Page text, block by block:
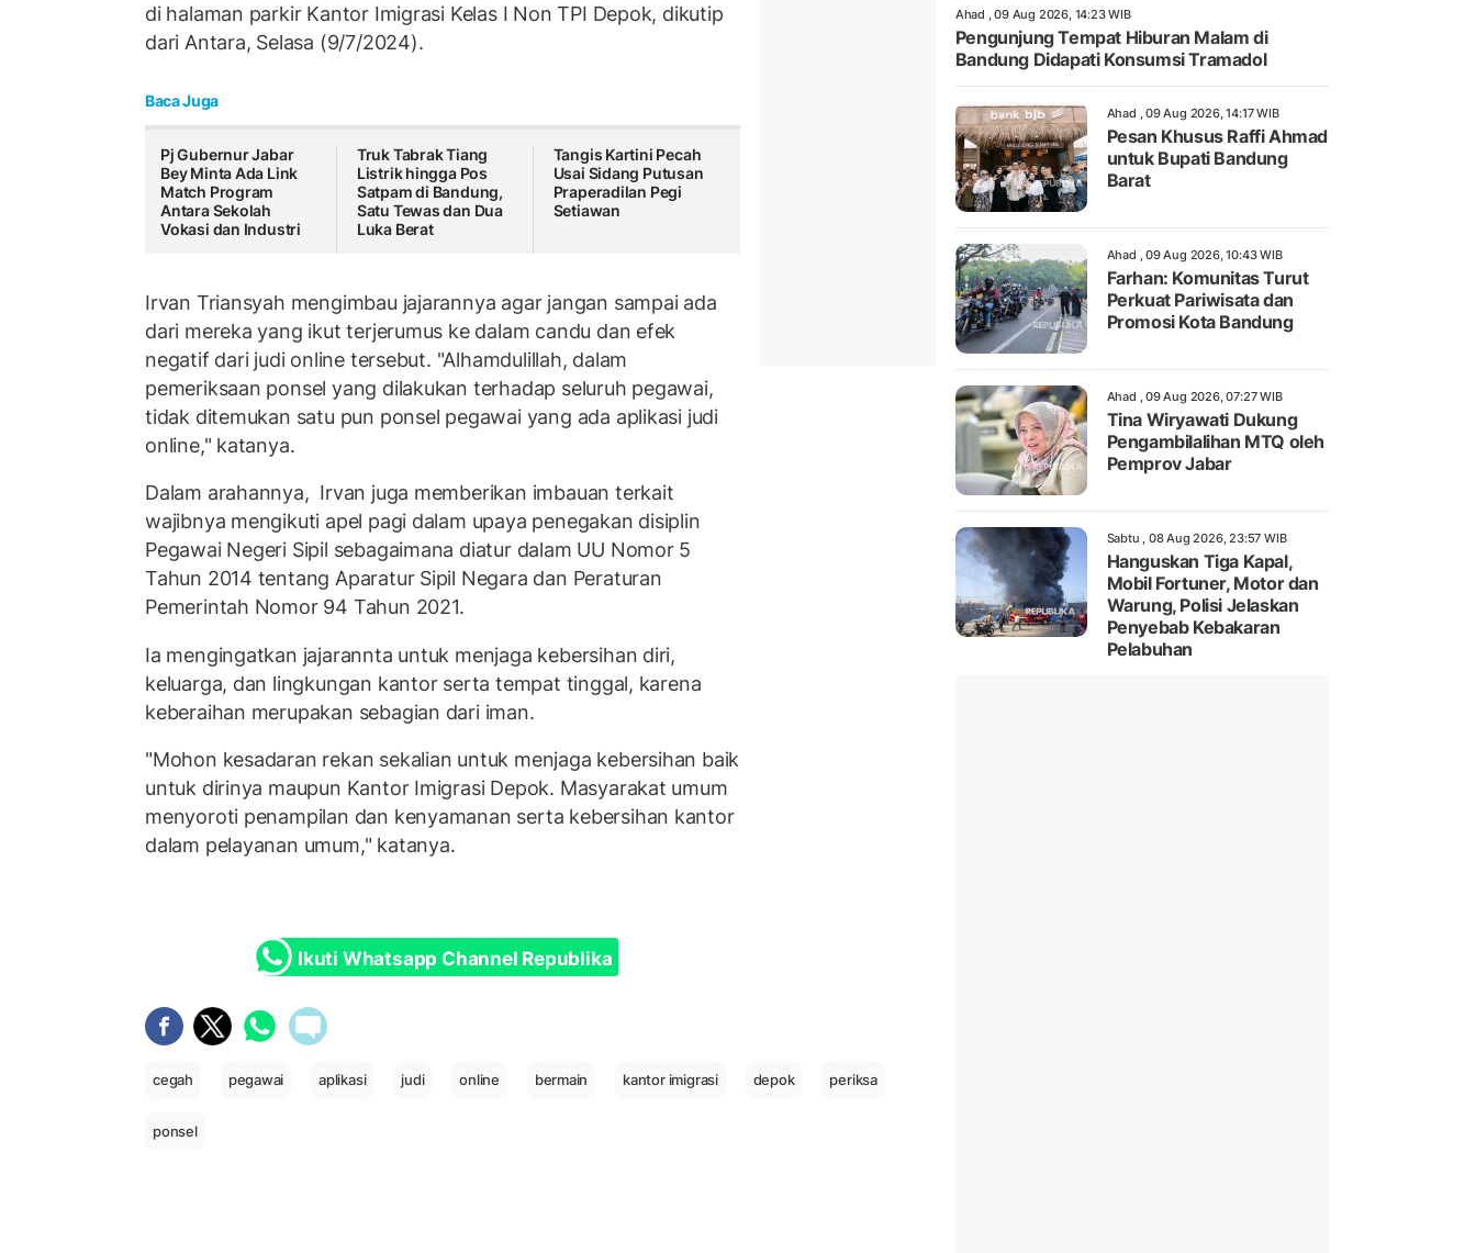
di halaman parkir Kantor Imigrasi Kelas I Non TPI Depok, dikutip
dari Antara, Selasa (9/7/2024).
Baca Juga
Pj Gubernur Jabar
Bey Minta Ada Link
Match Program
Antara Sekolah
Vokasi dan Industri
Truk Tabrak Tiang
Listrik hingga Pos
Satpam di Bandung,
Satu Tewas dan Dua
Luka Berat
Tangis Kartini Pecah
Usai Sidang Putusan
Praperadilan Pegi
Setiawan
Irvan Triansyah mengimbau jajarannya agar jangan sampai ada
dari mereka yang ikut terjerumus ke dalam candu dan efek
negatif dari judi online tersebut. "Alhamdulillah, dalam
pemeriksaan ponsel yang dilakukan terhadap seluruh pegawai,
tidak ditemukan satu pun ponsel pegawai yang ada aplikasi judi
online," katanya.
Dalam arahannya, Irvan juga memberikan imbauan terkait
wajibnya mengikuti apel pagi dalam upaya penegakan disiplin
Pegawai Negeri Sipil sebagaimana diatur dalam UU Nomor 5
Tahun 2014 tentang Aparatur Sipil Negara dan Peraturan
Pemerintah Nomor 94 Tahun 2021.
Ia mengingatkan jajarannta untuk menjaga kebersihan diri,
keluarga, dan lingkungan kantor serta tempat tinggal, karena
keberaihan merupakan sebagian dari iman.
"Mohon kesadaran rekan sekalian untuk menjaga kebersihan baik
untuk dirinya maupun Kantor Imigrasi Depok. Masyarakat umum
menyoroti penampilan dan kenyamanan serta kebersihan kantor
dalam pelayanan umum," katanya.
Ikuti Whatsapp Channel Republika
cegah pegawai aplikasi judi online bermain kantor imigrasi depok periksa
ponsel
Ahad , 09 Aug 2026, 14:23 WIB
Pengunjung Tempat Hiburan Malam di
Bandung Didapati Konsumsi Tramadol
Ahad , 09 Aug 2026, 14:17 WIB
Pesan Khusus Raffi Ahmad
untuk Bupati Bandung
Barat
Ahad , 09 Aug 2026, 10:43 WIB
Farhan: Komunitas Turut
Perkuat Pariwisata dan
Promosi Kota Bandung
Ahad , 09 Aug 2026, 07:27 WIB
Tina Wiryawati Dukung
Pengambilalihan MTQ oleh
Pemprov Jabar
Sabtu , 08 Aug 2026, 23:57 WIB
Hanguskan Tiga Kapal,
Mobil Fortuner, Motor dan
Warung, Polisi Jelaskan
Penyebab Kebakaran
Pelabuhan